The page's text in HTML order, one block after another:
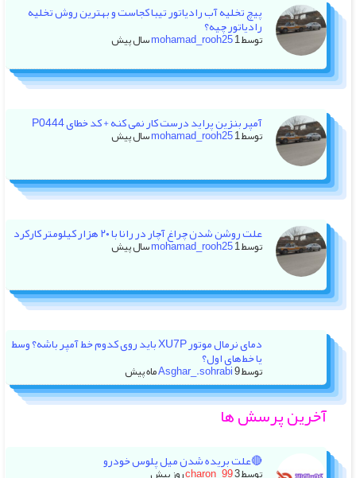
پیچ تخلیه آب رادیاتور تیبا کجاست و بهترین روش تخلیه
رادیاتور چیه؟
توسط mohamad_rooh251 سال پیش
آمپر بنزین پراید درست کار نمی کنه + کد خطای P0444
توسط mohamad_rooh251 سال پیش
علت روشن شدن چراغ آچار در رانا با ۲۰ هزار کیلومتر کارکرد
توسط mohamad_rooh251 سال پیش
دمای نرمال موتور XU7P باید روی کدوم خط آمپر باشه؟ وسط
یا خط‌های اول؟
توسط Asghar_.sohrabi9 ماه پیش
آخرین پرسش ها
🔴علت بریده شدن میل پلوس خودرو